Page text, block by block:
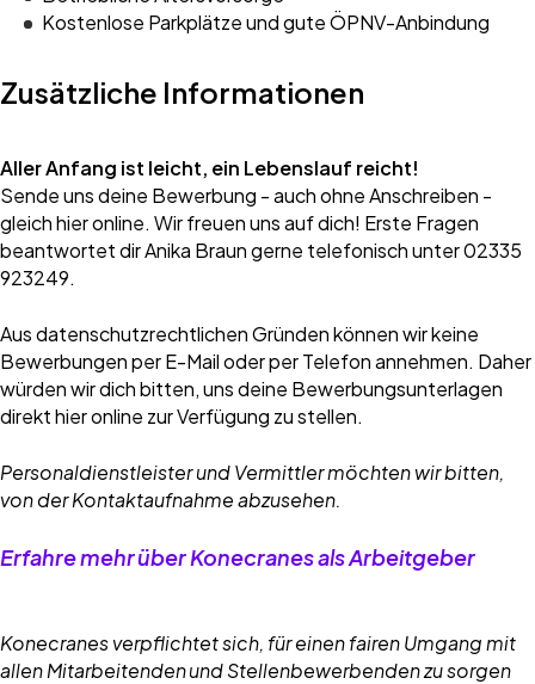
Kostenlose Parkplätze und gute ÖPNV-Anbindung
Zusätzliche Informationen
Aller Anfang ist leicht, ein Lebenslauf reicht!
Sende uns deine Bewerbung - auch ohne Anschreiben -
gleich hier online. Wir freuen uns auf dich! Erste Fragen
beantwortet dir Anika Braun gerne telefonisch unter 02335
923249.
Aus datenschutzrechtlichen Gründen können wir keine
Bewerbungen per E-Mail oder per Telefon annehmen. Daher
würden wir dich bitten, uns deine Bewerbungsunterlagen
direkt hier online zur Verfügung zu stellen.
Personaldienstleister und Vermittler möchten wir bitten,
von der Kontaktaufnahme abzusehen.
Erfahre mehr über Konecranes als Arbeitgeber
Konecranes verpflichtet sich, für einen fairen Umgang mit
allen Mitarbeitenden und Stellenbewerbenden zu sorgen